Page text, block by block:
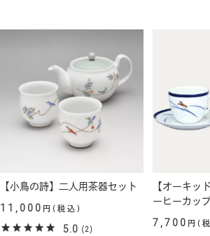
【小鳥の詩】二人用茶器セット
11,000 円(税込)
5.0 (2)
【オーキッ
ーヒーカッ
7,700 円(